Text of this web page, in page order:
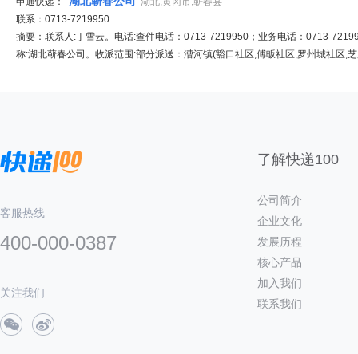
联系：0713-7219950
摘要：联系人:丁雪云。电话:查件电话：0713-7219950；业务电话：0713-
称:湖北蕲春公司。收派范围:部分派送：漕河镇(豁口社区,傅畈社区,罗州城社区,
客服热线
400-000-0387
关注我们
了解快递100
公司简介
企业文化
发展历程
核心产品
加入我们
联系我们